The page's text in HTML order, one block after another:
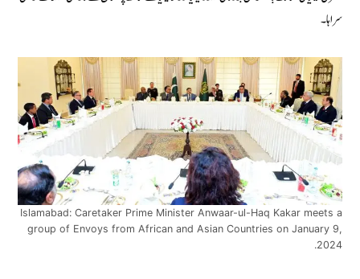
سراہا۔
Islamabad: Caretaker Prime Minister Anwaar-ul-Haq Kakar meets a
group of Envoys from African and Asian Countries on January 9,
2024.